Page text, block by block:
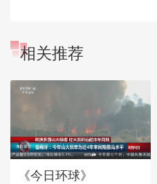
相关推荐
《今日环球》